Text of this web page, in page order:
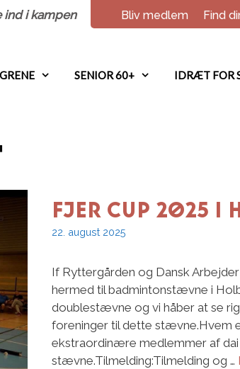
ind i kampen Bliv medlem Find
SENIOR 60+ IDRÆT FOR
Fjer Cup 2025 i
22. august 2025
If Ryttergården og Dansk
hermed til badmintonstævne i
doublestævne og vi håber at se
foreninger til dette stævne.Hvem
ekstraordinære medlemmer af
stævne.Tilmelding:Tilmelding og …